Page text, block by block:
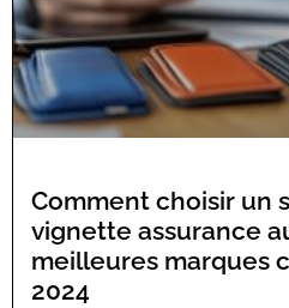
Comment choisir un
vignette assurance
meilleures marques
2024